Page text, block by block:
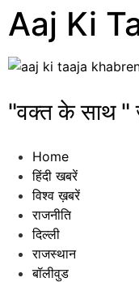
Aaj Ki
"वक्त के साथ "
Home
हिंदी खबरें
विश्व ख़बरें
राजनीति
दिल्ली
राजस्थान
बॉलीवुड